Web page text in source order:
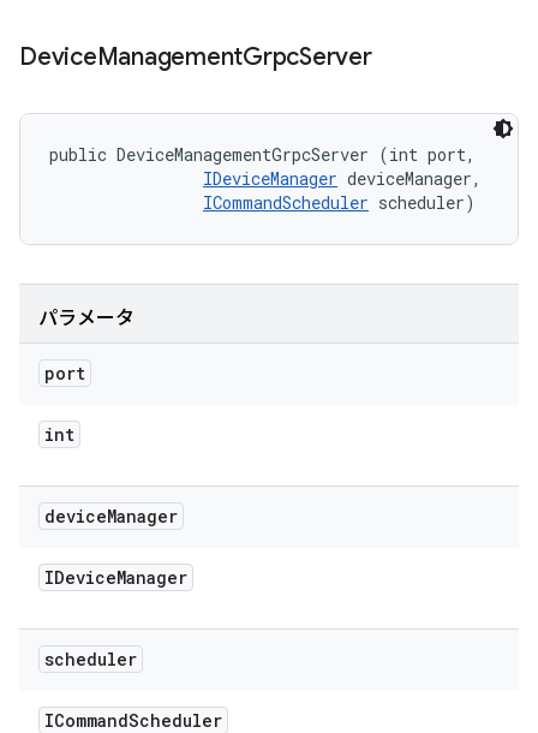
DeviceManagementGrpcServer
public DeviceManagementGrpcServer (int port,
IDeviceManager deviceManager,
ICommandScheduler scheduler)
パラメータ
port
int
deviceManager
IDeviceManager
scheduler
ICommandScheduler